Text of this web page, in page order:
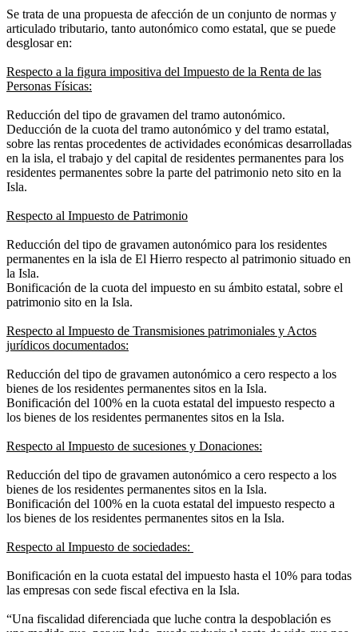
Se trata de una propuesta de afección de un conjunto de normas y
articulado tributario, tanto autonómico como estatal, que se puede
desglosar en:
Respecto a la figura impositiva del Impuesto de la Renta de las
Personas Físicas:
Reducción del tipo de gravamen del tramo autonómico.
Deducción de la cuota del tramo autonómico y del tramo estatal,
sobre las rentas procedentes de actividades económicas desarrolladas
en la isla, el trabajo y del capital de residentes permanentes para los
residentes permanentes sobre la parte del patrimonio neto sito en la
Isla.
Respecto al Impuesto de Patrimonio
Reducción del tipo de gravamen autonómico para los residentes
permanentes en la isla de El Hierro respecto al patrimonio situado en
la Isla.
Bonificación de la cuota del impuesto en su ámbito estatal, sobre el
patrimonio sito en la Isla.
Respecto al Impuesto de Transmisiones patrimoniales y Actos
jurídicos documentados:
Reducción del tipo de gravamen autonómico a cero respecto a los
bienes de los residentes permanentes sitos en la Isla.
Bonificación del 100% en la cuota estatal del impuesto respecto a
los bienes de los residentes permanentes sitos en la Isla.
Respecto al Impuesto de sucesiones y Donaciones:
Reducción del tipo de gravamen autonómico a cero respecto a los
bienes de los residentes permanentes sitos en la Isla.
Bonificación del 100% en la cuota estatal del impuesto respecto a
los bienes de los residentes permanentes sitos en la Isla.
Respecto al Impuesto de sociedades:
Bonificación en la cuota estatal del impuesto hasta el 10% para todas
las empresas con sede fiscal efectiva en la Isla.
“Una fiscalidad diferenciada que luche contra la despoblación es